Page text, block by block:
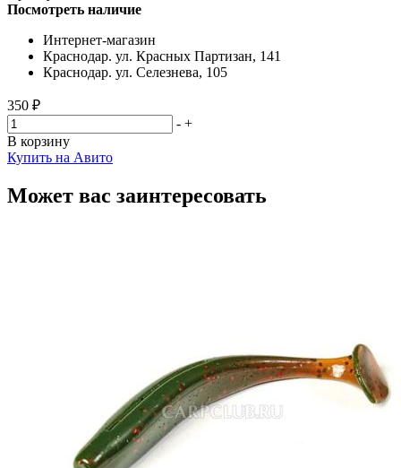
Посмотреть наличие
Интернет-магазин
Краснодар. ул. Красных Партизан, 141
Краснодар. ул. Селезнева, 105
350 ₽
- +
В корзину
Купить на Авито
Может вас заинтересовать